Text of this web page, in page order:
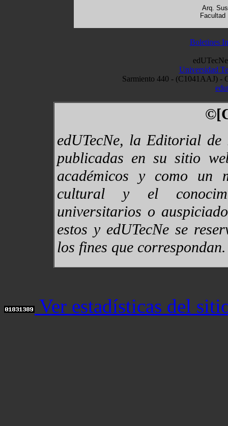
Arq.
Facultad
Boletines
Universidad
Sarmiento 440 - (C1041AAJ) -
edUTecNe, la Editorial
publicadas en su sitio
académicos y como un
cultural y el
universitarios o
estos y edUTecNe se
los fines que correspondan.
Ver estadísticas del